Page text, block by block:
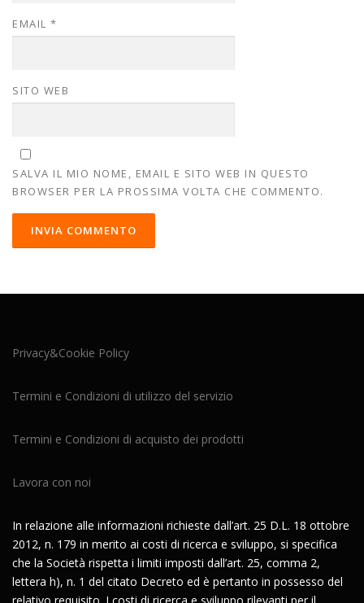
EMAIL *
SITO WEB
SALVA IL MIO NOME, EMAIL E SITO WEB IN QUESTO
BROWSER PER LA PROSSIMA VOLTA CHE COMMENTO.
Privacy&Cookie Policy
Termini e Condizioni di utilizzo del servizio
Termini e Condizioni di acquisto dei prodotti
Lavora con noi
In relazione alle informazioni richieste dall’art. 25 D.L. 18 ottobre
2012, n. 179 in merito ai costi di ricerca e sviluppo, si specifica
che la Società rispetta i limiti imposti dall’art. 25, comma 2,
lettera h), n. 1 del citato Decreto ed è pertanto in possesso del